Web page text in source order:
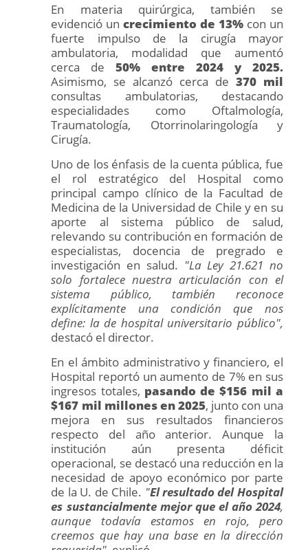
En materia quirúrgica, también se
evidenció uncrecimiento de 13% con un
fuerte impulso de la cirugía mayor
ambulatoria, modalidad que aumentó
cerca de50% entre 2024 y 2025.
Asimismo, se alcanzó cerca de 370 mil
consultas ambulatorias, destacando
especialidades como Oftalmología,
Traumatología, Otorrinolaringología y
Cirugía.
Uno de los énfasis de la cuenta pública, fue
el rol estratégico del Hospital como
principal campo clínico de la Facultad de
Medicina de la Universidad de Chile y en su
aporte al sistema público de salud,
relevando su contribución en formación de
especialistas, docencia de pregrado e
investigación en salud. "La Ley 21.621 no
solo fortalece nuestra articulación con el
sistema público, también reconoce
explícitamente una condición que nos
define: la de hospital universitario público",
destacó el director.
En el ámbito administrativo y financiero, el
Hospital reportó un aumento de 7% en sus
ingresos totales, pasando de $156 mil a
$167 mil millones en 2025, junto con una
mejora en sus resultados financieros
respecto del año anterior. Aunque la
institución aún presenta déficit
operacional, se destacó una reducción en la
necesidad de apoyo económico por parte
de la U. de Chile. "El resultado del Hospital
es sustancialmente mejor que el año 2024,
aunque todavía estamos en rojo, pero
creemos que hay una base en la dirección